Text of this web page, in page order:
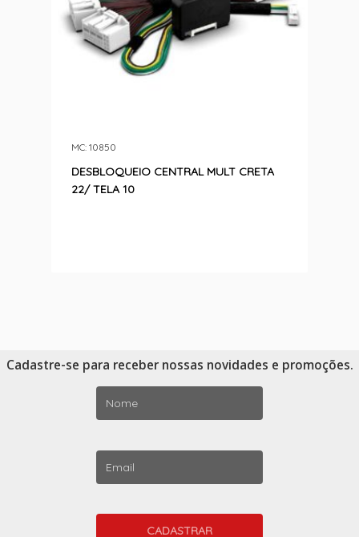
DESBLOQUEIO CENTRAL MULT CRETA
22/ TELA 10
MC: 10850
Cadastre-se para receber nossas novidades e promoções.